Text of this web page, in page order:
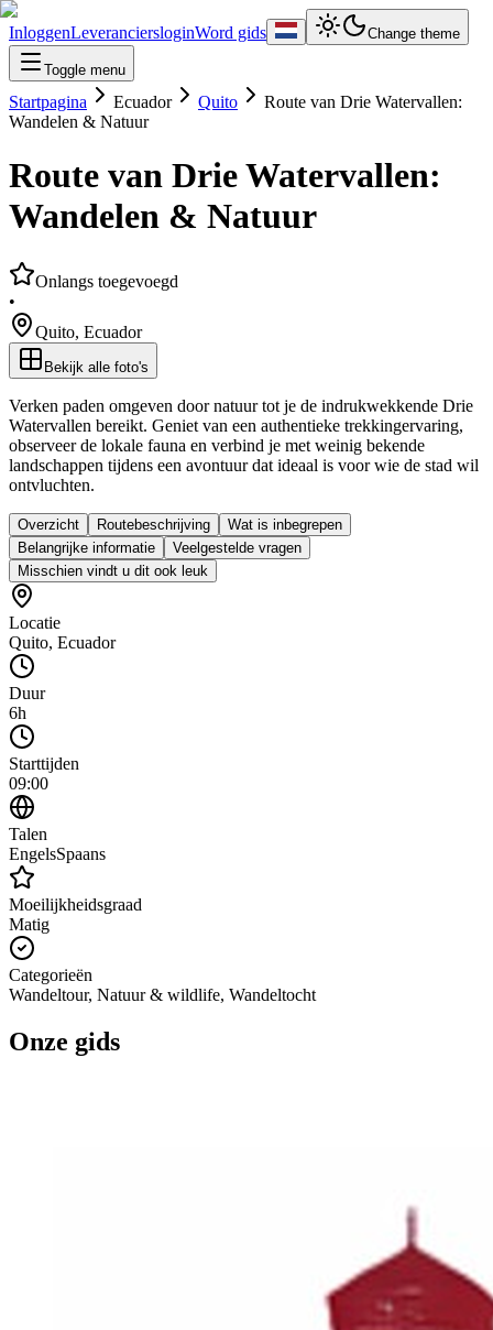
InloggenLeveranciersloginWord gids Change theme
Toggle menu
Startpagina Ecuador Quito
Route van Drie Watervallen:
Wandelen & Natuur
Route van Drie Watervallen:
Wandelen & Natuur
Onlangs toegevoegd
•
Quito, Ecuador
Bekijk alle foto's
Verken paden omgeven door natuur tot je de indrukwekkende Drie
Watervallen bereikt. Geniet van een authentieke trekkingervaring,
observeer de lokale fauna en verbind je met weinig bekende
landschappen tijdens een avontuur dat ideaal is voor wie de stad wil
ontvluchten.
Overzicht Routebeschrijving
Wat is inbegrepen
Belangrijke informatie
Veelgestelde vragen
Misschien vindt u dit ook leuk
Locatie
Quito, Ecuador
Duur
6h
Starttijden
09:00
Talen
EngelsSpaans
Moeilijkheidsgraad
Matig
Categorieën
Wandeltour, Natuur & wildlife, Wandeltocht
Onze gids